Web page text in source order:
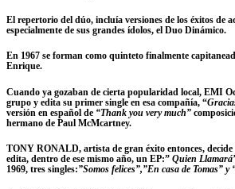
El repertorio del dúo, incluía versiones de los éxitos de
especialmente de sus grandes ídolos, el Duo Dinámico.
En 1967 se forman como quinteto finalmente
Enrique.
Cuando ya gozaban de cierta popularidad local, EMI
grupo y edita su primer single en esa compañía, “
versión en español de “Thank you very much”
hermano de Paul McMcartney.
TONY RONALD, artista de gran éxito entonces,
edita, dentro de ese mismo año, un EP:” Quien
1969, tres singles:”Somos felices”,”En casa de Tomas” y